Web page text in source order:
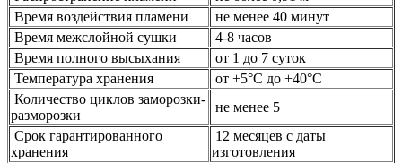
Время воздействия пламени
не менее 40 минут
Время межслойной сушки
4-8 часов
Время полного высыхания
от 1 до 7 суток
Температура хранения
от +5°С до +40°С
Количество циклов заморозки-
разморозки
не менее 5
Срок гарантированного
хранения
12 месяцев с даты
изготовления